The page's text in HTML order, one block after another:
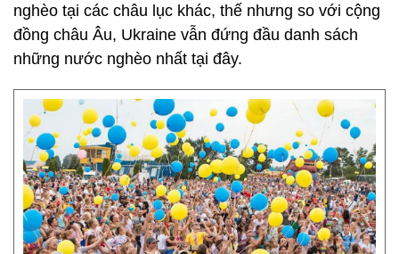
nghèo tại các châu lục khác, thế nhưng so với cộng
đồng châu Âu, Ukraine vẫn đứng đầu danh sách
những nước nghèo nhất tại đây.